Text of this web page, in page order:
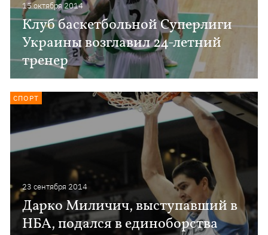
15 октября 2014
Клуб баскетбольной Суперлиги
Украины возглавил 24-летний
тренер
23 сентября 2014
Дарко Миличич, выступавший в
НБА, подался в единоборства
СПОРТ